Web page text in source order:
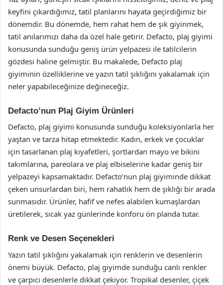
keyfini çıkardığımız, tatil planlarını hayata geçirdiğimiz bir
dönemdir. Bu dönemde, hem rahat hem de şık giyinmek,
tatil anılarımızı daha da özel hale getirir. Defacto, plaj giyimi
konusunda sunduğu geniş ürün yelpazesi ile tatilcilerin
gözdesi haline gelmiştir. Bu makalede, Defacto plaj
giyiminin özelliklerine ve yazın tatil şıklığını yakalamak için
neler yapabileceğinize değineceğiz.
Defacto’nun Plaj Giyim Ürünleri
Defacto, plaj giyimi konusunda sunduğu koleksiyonlarla her
yaştan ve tarza hitap etmektedir. Kadın, erkek ve çocuklar
için tasarlanan plaj kıyafetleri, şortlardan mayo ve bikini
takımlarına, pareolara ve plaj elbiselerine kadar geniş bir
yelpazeyi kapsamaktadır. Defacto’nun plaj giyiminde dikkat
çeken unsurlardan biri, hem rahatlık hem de şıklığı bir arada
sunmasıdır. Ürünler, hafif ve nefes alabilen kumaşlardan
üretilerek, sıcak yaz günlerinde konforu ön planda tutar.
Renk ve Desen Seçenekleri
Yazın tatil şıklığını yakalamak için renklerin ve desenlerin
önemi büyük. Defacto, plaj giyimde sunduğu canlı renkler
ve çarpıcı desenlerle dikkat çekiyor. Tropikal desenler, çiçek